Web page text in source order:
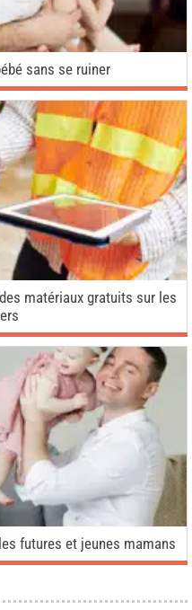
sans se ruiner
matériaux gratuits sur les
futures et jeunes mamans